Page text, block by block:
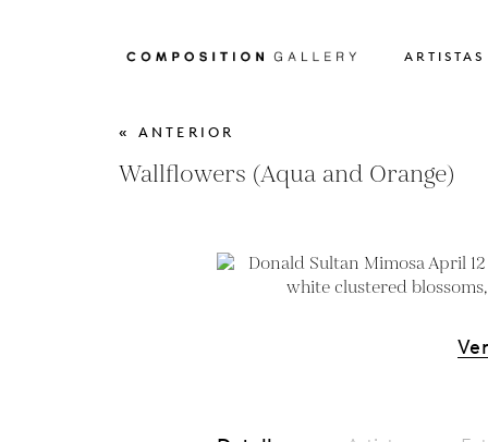
ARTISTAS
« ANTERIOR
Wallflowers (Aqua and Orange)